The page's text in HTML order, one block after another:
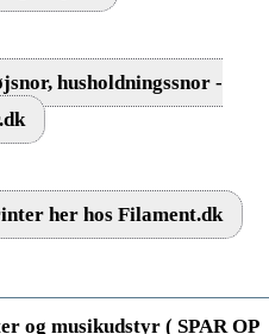
husholdningssnor -
her hos Filament.dk
og musikudstyr ( SPAR OP